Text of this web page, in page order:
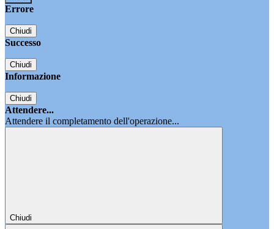
Errore
Chiudi
Successo
Chiudi
Informazione
Chiudi
Attendere...
Attendere il completamento dell'operazione...
Chiudi